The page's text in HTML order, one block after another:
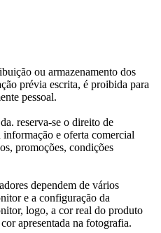
ou armazenamento dos
prévia escrita, é proibida para
pessoal.
reserva-se o direito de
e oferta comercial
promoções, condições
dependem de vários
e a configuração da
logo, a cor real do produto
apresentada na fotografia.